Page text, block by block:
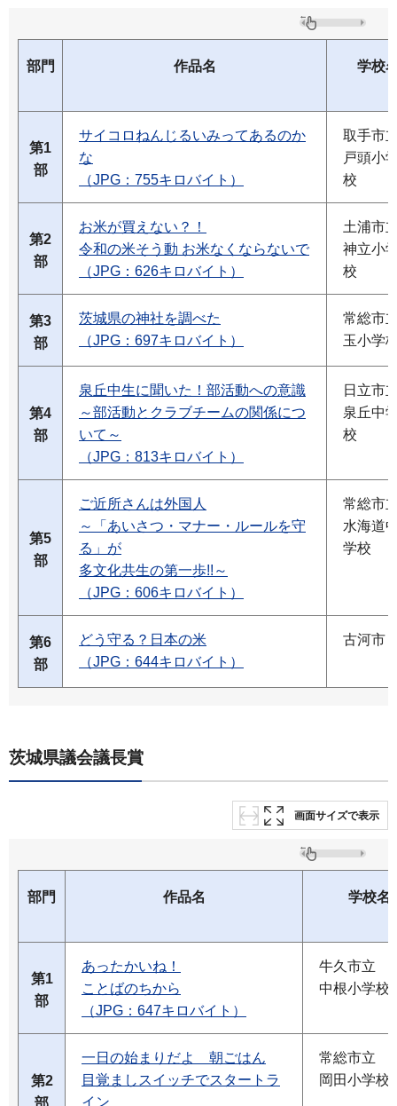
部門 作品名 学校
第1
部
サイコロねんじるいみってあるのか
な
（JPG：755キロバイト）
取手市
戸頭小
校
第2
部
お米が買えない？！
令和の米そう動 お米なくならないで
（JPG：626キロバイト）
土浦市
神立小
校
第3
部
茨城県の神社を調べた
（JPG：697キロバイト）
常総市
玉小学
第4
部
泉丘中生に聞いた！部活動への意識
～部活動とクラブチームの関係につ
いて～
（JPG：813キロバイト）
日立市
泉丘中
校
第5
部
ご近所さんは外国人
～「あいさつ・マナー・ルールを守
る」が
多文化共生の第一歩!!～
（JPG：606キロバイト）
常総市
水海道
学校
第6
部
どう守る？日本の米
（JPG：644キロバイト）
古河市
茨城県議会議長賞
画面サイズで表示
部門 作品名 学校名
第1
部
あったかいね！
ことばのちから
（JPG：647キロバイト）
牛久市立
中根小学校
第2
一日の始まりだよ 朝ごはん
目覚ましスイッチでスタートラ
イン
常総市立
岡田小学校